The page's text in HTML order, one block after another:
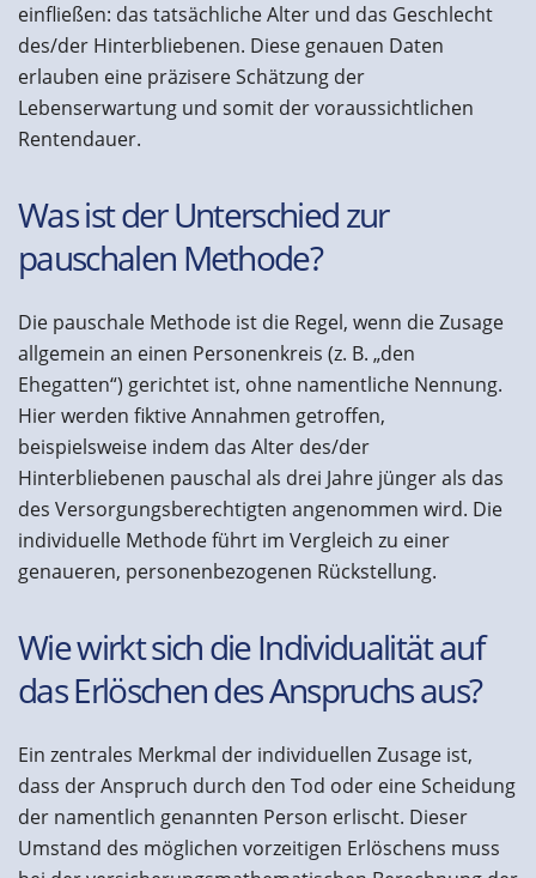
einfließen: das tatsächliche Alter und das Geschlecht
des/der Hinterbliebenen. Diese genauen Daten
erlauben eine präzisere Schätzung der
Lebenserwartung und somit der voraussichtlichen
Rentendauer.
Was ist der Unterschied zur
pauschalen Methode?
Die pauschale Methode ist die Regel, wenn die Zusage
allgemein an einen Personenkreis (z. B. „den
Ehegatten“) gerichtet ist, ohne namentliche Nennung.
Hier werden fiktive Annahmen getroffen,
beispielsweise indem das Alter des/der
Hinterbliebenen pauschal als drei Jahre jünger als das
des Versorgungsberechtigten angenommen wird. Die
individuelle Methode führt im Vergleich zu einer
genaueren, personenbezogenen Rückstellung.
Wie wirkt sich die Individualität auf
das Erlöschen des Anspruchs aus?
Ein zentrales Merkmal der individuellen Zusage ist,
dass der Anspruch durch den Tod oder eine Scheidung
der namentlich genannten Person erlischt. Dieser
Umstand des möglichen vorzeitigen Erlöschens muss